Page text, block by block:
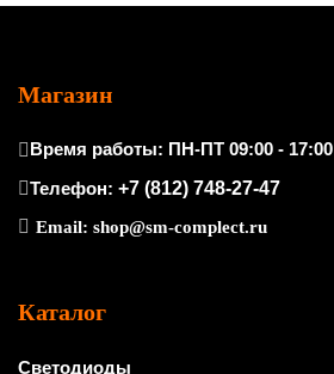
Магазин
Время работы: ПН-ПТ 09:00 - 17:00
Телефон: +7 (812) 748-27-47
Email: shop@sm-complect.ru
Каталог
Светодиоды